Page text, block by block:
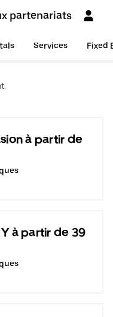
partenariats
Services Fixed
à partir de
à partir de 39